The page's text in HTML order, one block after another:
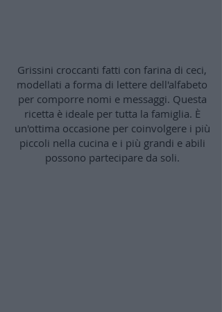
Grissini croccanti fatti con farina di ceci,
modellati a forma di lettere dell'alfabeto
per comporre nomi e messaggi. Questa
ricetta è ideale per tutta la famiglia. È
un'ottima occasione per coinvolgere i più
piccoli nella cucina e i più grandi e abili
possono partecipare da soli.